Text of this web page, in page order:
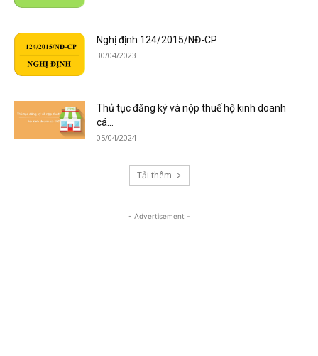
Nghị định 124/2015/NĐ-CP
30/04/2023
Thủ tục đăng ký và nộp thuế hộ kinh doanh
cá...
05/04/2024
Tải thêm
- Advertisement -